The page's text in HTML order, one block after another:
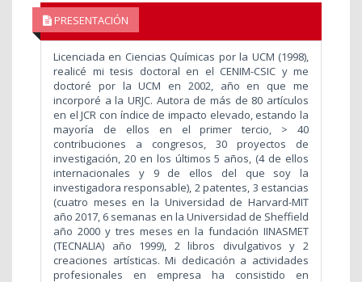
PRESENTACIÓN
Licenciada en Ciencias Químicas por la UCM (1998),
realicé mi tesis doctoral en el CENIM-CSIC y me
doctoré por la UCM en 2002, año en que me
incorporé a la URJC. Autora de más de 80 artículos
en el JCR con índice de impacto elevado, estando la
mayoría de ellos en el primer tercio, > 40
contribuciones a congresos, 30 proyectos de
investigación, 20 en los últimos 5 años, (4 de ellos
internacionales y 9 de ellos del que soy la
investigadora responsable), 2 patentes, 3 estancias
(cuatro meses en la Universidad de Harvard-MIT
año 2017, 6 semanas en la Universidad de Sheffield
año 2000 y tres meses en la fundación IINASMET
(TECNALIA) año 1999), 2 libros divulgativos y 2
creaciones artísticas. Mi dedicación a actividades
profesionales en empresa ha consistido en